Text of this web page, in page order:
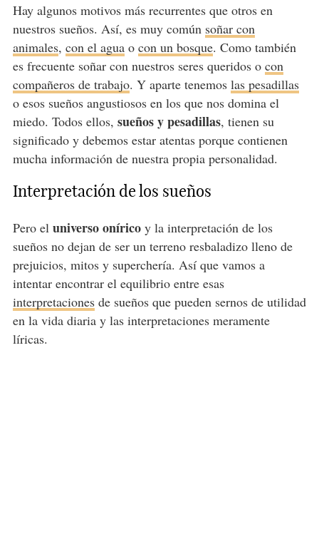
Hay algunos motivos más recurrentes que otros en
nuestros sueños. Así, es muy común soñar con
animales, con el aguao con un bosque. Como también
es frecuente soñar con nuestros seres queridos o con
compañeros de trabajo. Y aparte tenemos las pesadillas
o esos sueños angustiosos en los que nos domina el
miedo. Todos ellos, sueños y pesadillas, tienen su
significado y debemos estar atentas porque contienen
mucha información de nuestra propia personalidad.
Interpretación de los sueños
Pero el universo oníricoy la interpretación de los
sueños no dejan de ser un terreno resbaladizo lleno de
prejuicios, mitos y superchería. Así que vamos a
intentar encontrar el equilibrio entre esas
interpretacionesde sueños que pueden sernos de utilidad
en la vida diaria y las interpretaciones meramente
líricas.